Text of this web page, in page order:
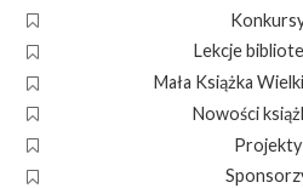
Lekcje
Mała Książka
Nowości
Projekty